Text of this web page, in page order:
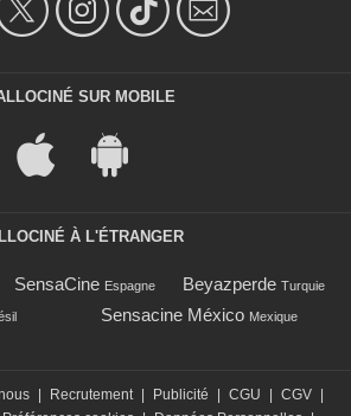
SUR MOBILE
À L'ÉTRANGER
SensaCine Espagne Beyazperde Turquie
Sensacine México Mexique
| Recrutement | Publicité | CGU | CGV |